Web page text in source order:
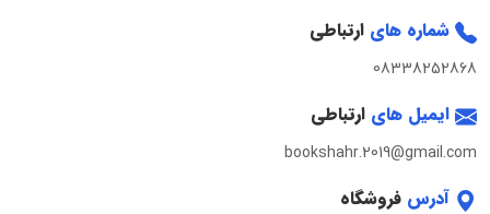
شماره های ارتباطی
08338252868
ایمیل های ارتباطی
bookshahr.2019@gmail.com
آدرس فروشگاه